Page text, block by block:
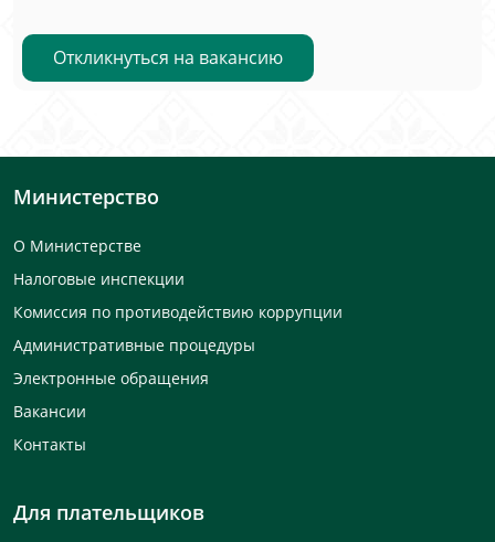
Откликнуться на вакансию
Министерство
О Министерстве
Налоговые инспекции
Комиссия по противодействию коррупции
Административные процедуры
Электронные обращения
Вакансии
Контакты
Для плательщиков